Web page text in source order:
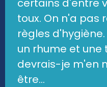
certains d'entre
toux. On n'a pas
règles
un rhume et une
devrais-je m'en
être...